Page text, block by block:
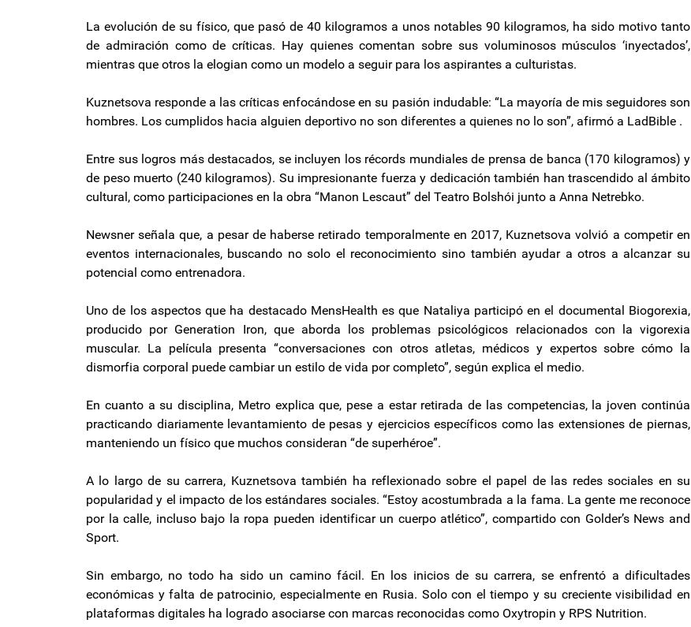
La evolución de su físico, que pasó de 40 kilogramos a unos notables 90 kilogramos, ha sido motivo tanto
de admiración como de críticas. Hay quienes comentan sobre sus voluminosos músculos ‘inyectados’,
mientras que otros la elogian como un modelo a seguir para los aspirantes a culturistas.
Kuznetsova responde a las críticas enfocándose en su pasión indudable: “La mayoría de mis seguidores son
hombres. Los cumplidos hacia alguien deportivo no son diferentes a quienes no lo son”, afirmó a LadBible .
Entre sus logros más destacados, se incluyen los récords mundiales de prensa de banca (170 kilogramos) y
de peso muerto (240 kilogramos). Su impresionante fuerza y ​​dedicación también han trascendido al ámbito
cultural, como participaciones en la obra “Manon Lescaut” del Teatro Bolshói junto a Anna Netrebko.
Newsner señala que, a pesar de haberse retirado temporalmente en 2017, Kuznetsova volvió a competir en
eventos internacionales, buscando no solo el reconocimiento sino también ayudar a otros a alcanzar su
potencial como entrenadora.
Uno de los aspectos que ha destacado MensHealth es que Nataliya participó en el documental Biogorexia,
producido por Generation Iron, que aborda los problemas psicológicos relacionados con la vigorexia
muscular. La película presenta “conversaciones con otros atletas, médicos y expertos sobre cómo la
dismorfia corporal puede cambiar un estilo de vida por completo”, según explica el medio.
En cuanto a su disciplina, Metro explica que, pese a estar retirada de las competencias, la joven continúa
practicando diariamente levantamiento de pesas y ejercicios específicos como las extensiones de piernas,
manteniendo un físico que muchos consideran “de superhéroe”.
A lo largo de su carrera, Kuznetsova también ha reflexionado sobre el papel de las redes sociales en su
popularidad y el impacto de los estándares sociales. “Estoy acostumbrada a la fama. La gente me reconoce
por la calle, incluso bajo la ropa pueden identificar un cuerpo atlético”, compartido con Golder’s News and
Sport.
Sin embargo, no todo ha sido un camino fácil. En los inicios de su carrera, se enfrentó a dificultades
económicas y falta de patrocinio, especialmente en Rusia. Solo con el tiempo y su creciente visibilidad en
plataformas digitales ha logrado asociarse con marcas reconocidas como Oxytropin y RPS Nutrition.